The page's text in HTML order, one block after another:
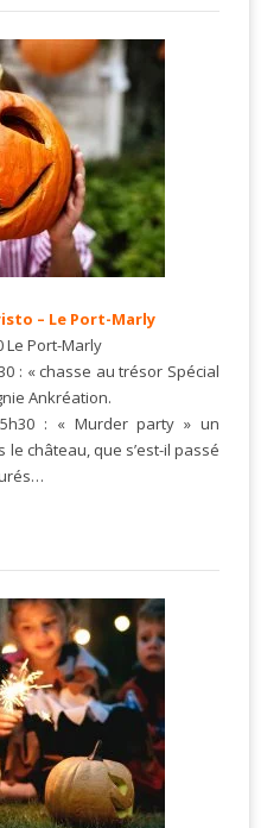
– Le Port-Marly
Le Port-Marly
: « chasse au trésor Spécial
Ankréation.
: « Murder party » un
château, que s’est-il passé